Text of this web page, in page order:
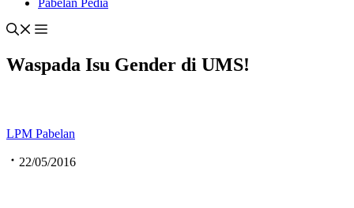
Pabelan Pedia
Waspada Isu Gender di UMS!
LPM Pabelan
22/05/2016